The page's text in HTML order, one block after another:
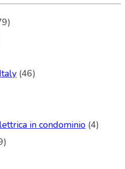
(46)
in condominio (4)